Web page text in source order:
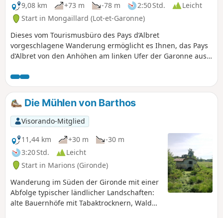
9,08 km
+73 m -78 m 2:50 Std.
Leicht
Start in Mongaillard (Lot-et-Garonne)
Dieses vom Tourismusbüro des Pays d’Albret
vorgeschlagene Wanderung ermöglicht es Ihnen, das Pays
d’Albret von den Anhöhen am linken Ufer der Garonne aus
Die Mühlen von Barthos
Visorando-Mitglied
11,44 km
+30 m
-30 m
3:20 Std.
Leicht
Start in Marions (Gironde)
Wanderung im Süden der Gironde mit einer
Abfolge typischer ländlicher Landschaften:
alte Bauernhöfe mit Tabaktrocknern, Wald